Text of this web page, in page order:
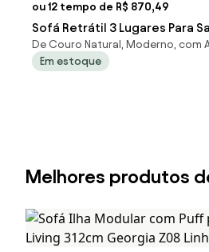
ou 12 tempo de R$ 870,49
Sofá Retrátil 3 Lugares Para
Dijon Couro Creme S07 -
De Couro Natural, Moderno, com
Em estoque
Melhores produtos